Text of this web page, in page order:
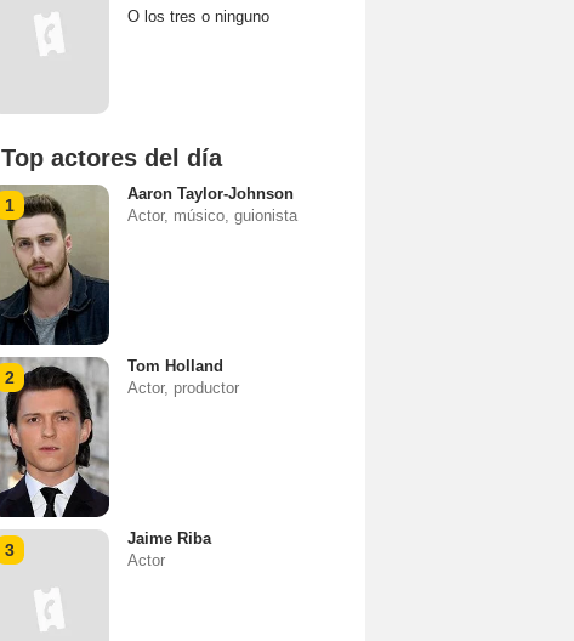
O los tres o ninguno
Top actores del día
1
Aaron Taylor-Johnson
Actor, músico, guionista
2
Tom Holland
Actor, productor
3
Jaime Riba
Actor